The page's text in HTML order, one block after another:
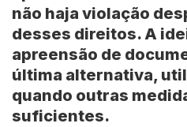
não haja violação
desses direitos. A
apreensão de
última alternativa,
quando outras
suficientes.